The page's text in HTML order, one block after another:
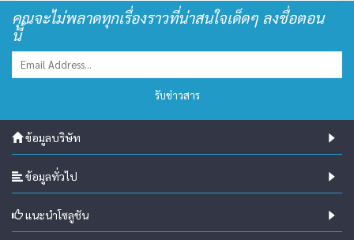
คุณจะไม่พลาดทุกเรื่องราวที่น่าสนใจเด็ดๆ ลงชื่อตอน
นี้
รับข่าวสาร
ข้อมูลบริษัท
ข้อมูลทั่วไป
แนะนำโซลูชัน